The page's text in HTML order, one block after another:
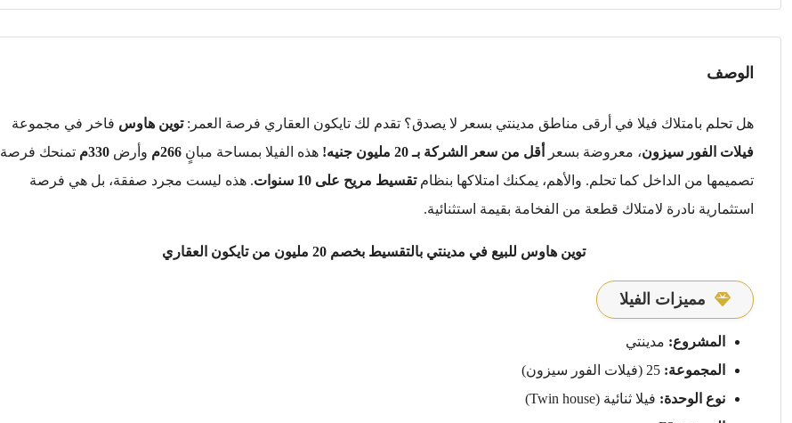
الوصف
هل تحلم بامتلاك فيلا في أرقى مناطق مدينتي بسعر لا يصدق؟ تقدم لك تايكون العقاري فرصة العمر:توين هاوس فاخر في مجموعة
فيلات الفور سيزون، معروضة بسعر أقل من سعر الشركة بـ 20 مليون جنيه! هذه الفيلا بمساحة مبانٍ 266م وأرض 330م
تمنحك فرصة
تصميمها من الداخل كما تحلم. والأهم، يمكنك امتلاكها بنظامتقسيط مريح على 10 سنوات
. هذه ليست مجرد صفقة، بل هي فرصة
استثمارية نادرة لامتلاك قطعة من الفخامة بقيمة استثنائية.
توين هاوس للبيع في مدينتي بالتقسيط بخصم 20 مليون من تايكون العقاري
مميزات الفيلا
المشروع: مدينتي
المجموعة:
نوع الوحدة: فيلا ثنائية (Twin house)